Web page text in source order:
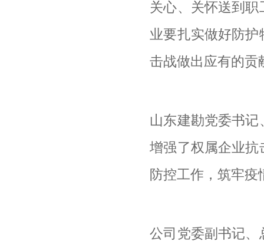
关心、关怀送到
业要扎实做好防
击战做出应有的贡
山东建勘党委书
增强了权属企业
防控工作，筑牢
公司党委副书记